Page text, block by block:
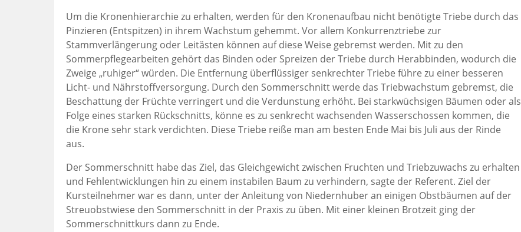
Um die Kronenhierarchie zu erhalten, werden für den Kronenaufbau nicht benötigte Triebe durch das
Pinzieren (Entspitzen) in ihrem Wachstum gehemmt. Vor allem Konkurrenztriebe zur
Stammverlängerung oder Leitästen können auf diese Weise gebremst werden. Mit zu den
Sommerpflegearbeiten gehört das Binden oder Spreizen der Triebe durch Herabbinden, wodurch die
Zweige „ruhiger“ würden. Die Entfernung überflüssiger senkrechter Triebe führe zu einer besseren
Licht- und Nährstoffversorgung. Durch den Sommerschnitt werde das Triebwachstum gebremst, die
Beschattung der Früchte verringert und die Verdunstung erhöht. Bei starkwüchsigen Bäumen oder als
Folge eines starken Rückschnitts, könne es zu senkrecht wachsenden Wasserschossen kommen, die
die Krone sehr stark verdichten. Diese Triebe reiße man am besten Ende Mai bis Juli aus der Rinde
aus.
Der Sommerschnitt habe das Ziel, das Gleichgewicht zwischen Fruchten und Triebzuwachs zu erhalten
und Fehlentwicklungen hin zu einem instabilen Baum zu verhindern, sagte der Referent. Ziel der
Kursteilnehmer war es dann, unter der Anleitung von Niedernhuber an einigen Obstbäumen auf der
Streuobstwiese den Sommerschnitt in der Praxis zu üben. Mit einer kleinen Brotzeit ging der
Sommerschnittkurs dann zu Ende.